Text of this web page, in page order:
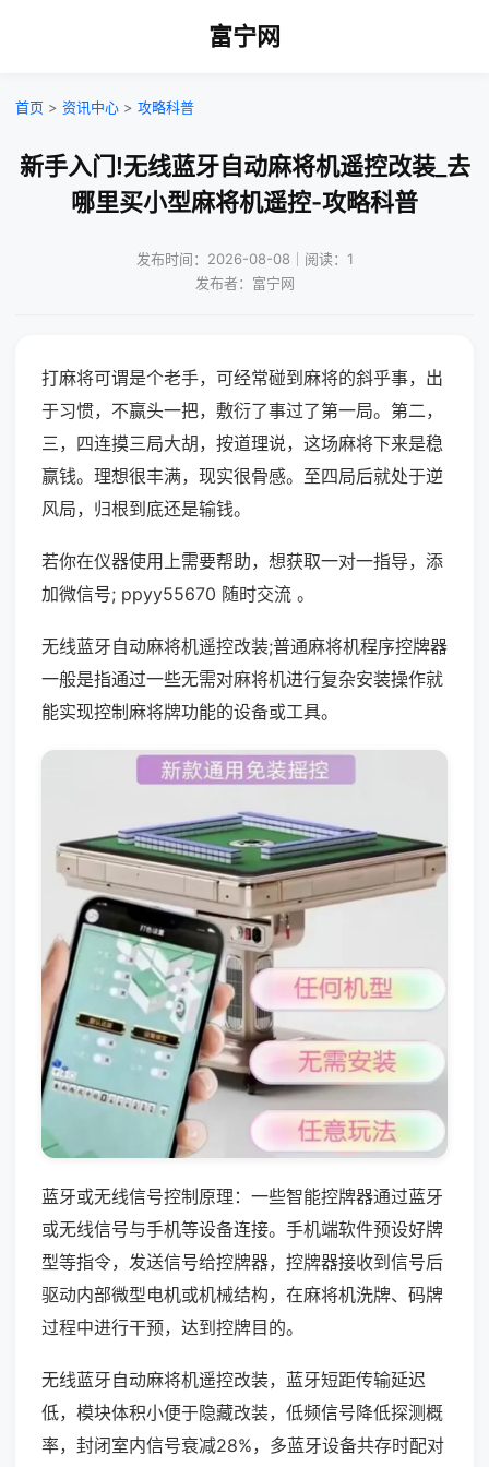
富宁网
首页 > 资讯中心 > 攻略科普
新手入门!无线蓝牙自动麻将机遥控改装_去
哪里买小型麻将机遥控-攻略科普
发布时间：2026-08-08｜阅读：1
发布者：富宁网
打麻将可谓是个老手，可经常碰到麻将的斜乎事，出
于习惯，不赢头一把，敷衍了事过了第一局。第二，
三，四连摸三局大胡，按道理说，这场麻将下来是稳
赢钱。理想很丰满，现实很骨感。至四局后就处于逆
风局，归根到底还是输钱。
若你在仪器使用上需要帮助，想获取一对一指导，添
加微信号; ppyy55670 随时交流 。
无线蓝牙自动麻将机遥控改装;普通麻将机程序控牌器
一般是指通过一些无需对麻将机进行复杂安装操作就
能实现控制麻将牌功能的设备或工具。
蓝牙或无线信号控制原理：一些智能控牌器通过蓝牙
或无线信号与手机等设备连接。手机端软件预设好牌
型等指令，发送信号给控牌器，控牌器接收到信号后
驱动内部微型电机或机械结构，在麻将机洗牌、码牌
过程中进行干预，达到控牌目的。
无线蓝牙自动麻将机遥控改装，蓝牙短距传输延迟
低，模块体积小便于隐藏改装，低频信号降低探测概
率，封闭室内信号衰减28%，多蓝牙设备共存时配对